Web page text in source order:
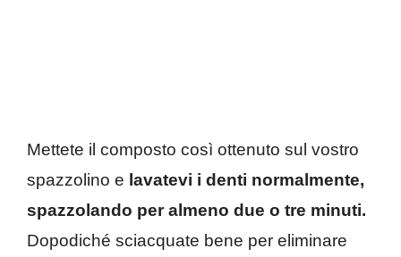
Mettete il composto così ottenuto sul vostro
spazzolino e lavatevi i denti normalmente,
spazzolando per almeno due o tre minuti.
Dopodiché sciacquate bene per eliminare